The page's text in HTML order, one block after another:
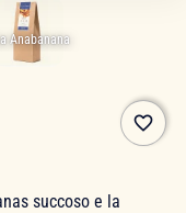
Mio
Anabanana
favorite_border
succoso e la